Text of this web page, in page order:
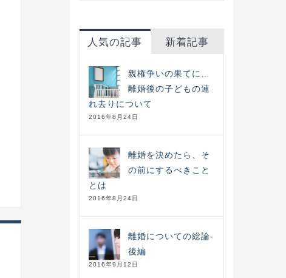
人気の記事 新着記事
親権争いの果てに…
離婚後の子どもの連
れ去りについて
2016年8月24日
離婚を決めたら、そ
の前にするべきこと
とは
2016年8月24日
離婚についての総論-
後編
2016年9月12日